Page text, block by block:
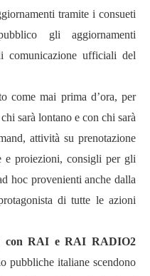
tramite i consueti
gli aggiornamenti
comunicazione ufficiali del
come mai prima d’ora, per
sarà lontano e con chi sarà
attività su prenotazione
e proiezioni, consigli per gli
hoc provenienti anche dalla
di tutte le azioni
con RAI e RAI RADIO2
pubbliche italiane scendono